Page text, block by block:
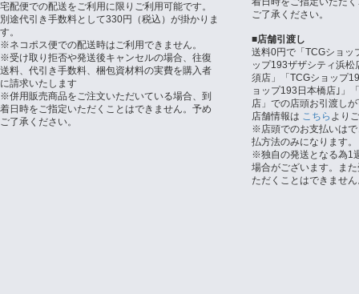
宅配便での配送をご利用に限りご利用可能です。
別途代引き手数料として330円（税込）が掛かりま
す。
※ネコポス便での配送時はご利用できません。
※受け取り拒否や発送後キャンセルの場合、往復
送料、代引き手数料、梱包資材料の実費を購入者
に請求いたします
※併用販売商品をご注文いただいている場合、到
着日時をご指定いただくことはできません。予め
ご了承ください。
ご了承ください。
■店舗引渡し
送料0円で「TCGショッ
ップ193ザザシティ浜
須店」「TCGショップ
ョップ193日本橋店｣」
店」での店頭お引渡し
店舗情報は こちら より
※店頭でのお支払いは
払方法のみになります。
※独自の発送となる為1
場合がございます。ま
ただくことはできませ